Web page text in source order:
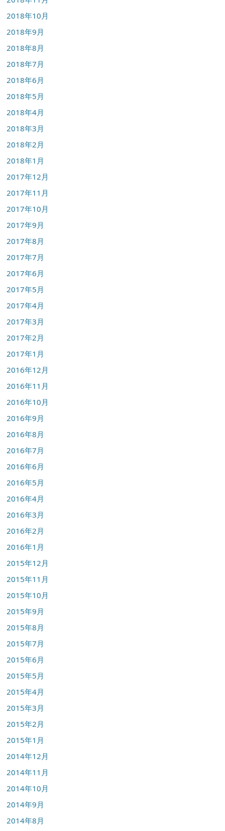
2018年10月
2018年9月
2018年8月
2018年7月
2018年6月
2018年5月
2018年4月
2018年3月
2018年2月
2018年1月
2017年12月
2017年11月
2017年10月
2017年9月
2017年8月
2017年7月
2017年6月
2017年5月
2017年4月
2017年3月
2017年2月
2017年1月
2016年12月
2016年11月
2016年10月
2016年9月
2016年8月
2016年7月
2016年6月
2016年5月
2016年4月
2016年3月
2016年2月
2016年1月
2015年12月
2015年11月
2015年10月
2015年9月
2015年8月
2015年7月
2015年6月
2015年5月
2015年4月
2015年3月
2015年2月
2015年1月
2014年12月
2014年11月
2014年10月
2014年9月
2014年8月